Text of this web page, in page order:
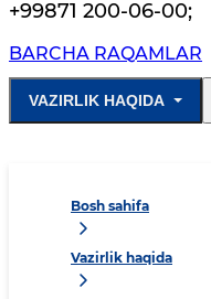
+99871 200-06-00;
BARCHA RAQAMLAR
VAZIRLIK HAQIDA
Bosh sahifa
Vazirlik haqida